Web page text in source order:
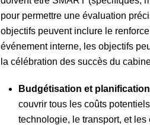
pour permettre une évaluation
objectifs peuvent inclure le
événement interne, les objectifs
la célébration des succès du
Budgétisation et
couvrir tous les coûts
technologie, le transport, et